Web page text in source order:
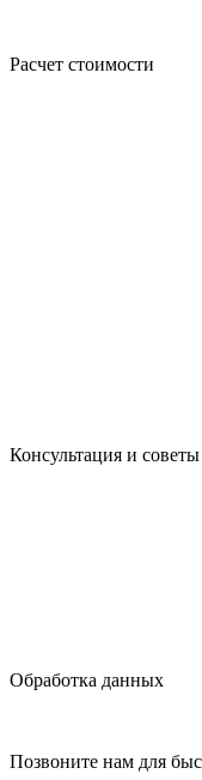
Расчет стоимости
Консультация и советы
Обработка данных
Позвоните нам для